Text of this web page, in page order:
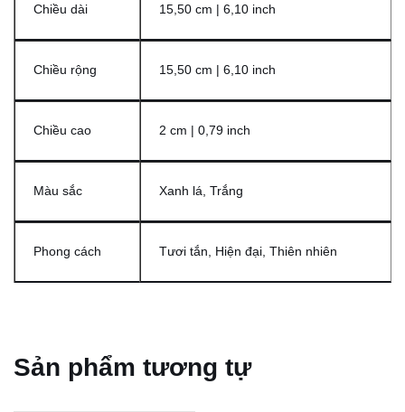
Chiều dài 15,50 cm | 6,10 inch
Chiều rộng 15,50 cm | 6,10 inch
Chiều cao 2 cm | 0,79 inch
Màu sắc Xanh lá, Trắng
Phong cách Tươi tắn, Hiện đại, Thiên nhiên
Sản phẩm tương tự